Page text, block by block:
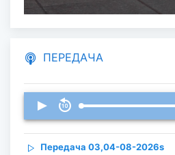
ПЕРЕДАЧА
Передача 03,04-08-2026s